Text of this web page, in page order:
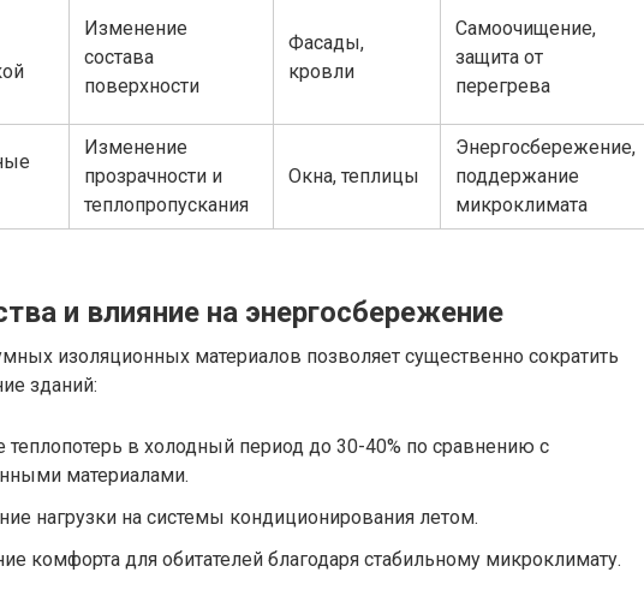
Изменение
состава
поверхности
Фасады,
кровли
Самоочищение,
защита от
перегрева
Изменение
прозрачности и
теплопропускания
Окна, теплицы
Энергосбережение,
поддержание
микроклимата
и влияние на энергосбережение
изоляционных материалов позволяет существенно сократить
зданий:
в холодный период до 30-40% по сравнению с
материалами.
нагрузки на системы кондиционирования летом.
комфорта для обитателей благодаря стабильному микроклимату.